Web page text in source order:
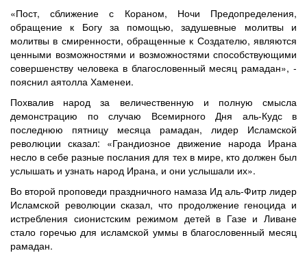
«Пост, сближение с Кораном, Ночи Предопределения,
обращение к Богу за помощью, задушевные молитвы и
молитвы в смиренности, обращенные к Создателю, являются
ценными возможностями и возможностями способствующими
совершенству человека в благословенный месяц рамадан», -
пояснил аятолла Хаменеи.
Похвалив народ за величественную и полную смысла
демонстрацию по случаю Всемирного Дня аль-Кудс в
последнюю пятницу месяца рамадан, лидер Исламской
революции сказал: «Грандиозное движение народа Ирана
несло в себе разные послания для тех в мире, кто должен был
услышать и узнать народ Ирана, и они услышали их».
Во второй проповеди праздничного намаза Ид аль-Фитр лидер
Исламской революции сказал, что продолжение геноцида и
истребления сионистским режимом детей в Газе и Ливане
стало горечью для исламской уммы в благословенный месяц
рамадан.